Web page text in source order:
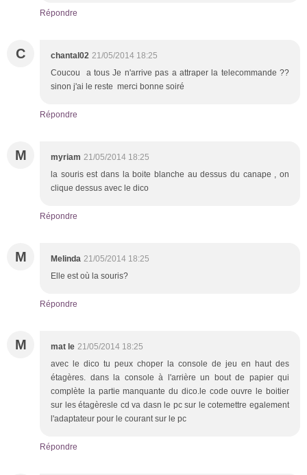
Répondre
C chantal02 21/05/2014 18:25
Coucou a tous Je n'arrive pas a attraper la telecommande ??
sinon j'ai le reste merci bonne soiré
Répondre
M myriam 21/05/2014 18:25
la souris est dans la boite blanche au dessus du canape , on
clique dessus avec le dico
Répondre
M Melinda 21/05/2014 18:25
Elle est où la souris?
Répondre
M mat le 21/05/2014 18:25
avec le dico tu peux choper la console de jeu en haut des
étagères. dans la console à l'arrière un bout de papier qui
complète la partie manquante du dico.le code ouvre le boitier
sur les étagèresle cd va dasn le pc sur le cotemettre egalement
l'adaptateur pour le courant sur le pc
Répondre